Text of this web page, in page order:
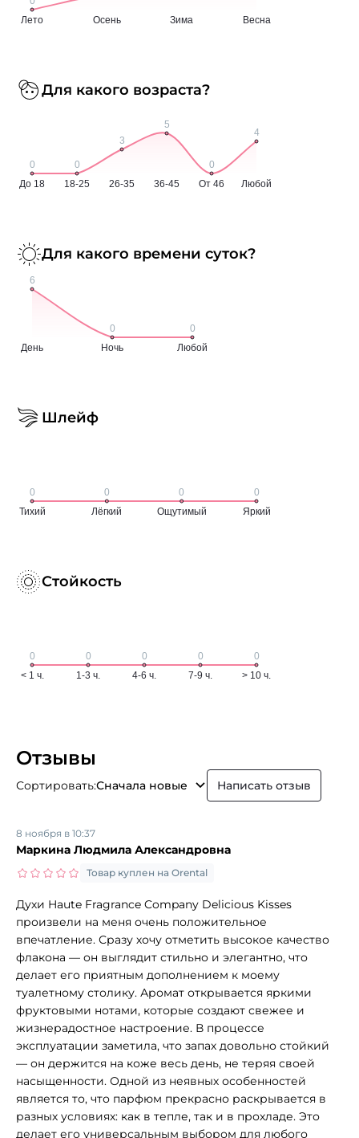
Для какого возраста?
Для какого времени суток?
Шлейф
Стойкость
Отзывы
Сортировать:Сначала новые Написать отзыв
Маркина Людмила Александровна
8 ноября в 10:37
Товар куплен на Orental
Духи Haute Fragrance Company Delicious Kisses
произвели на меня очень положительное
впечатление. Сразу хочу отметить высокое качество
флакона — он выглядит стильно и элегантно, что
делает его приятным дополнением к моему
туалетному столику. Аромат открывается яркими
фруктовыми нотами, которые создают свежее и
жизнерадостное настроение. В процессе
эксплуатации заметила, что запах довольно стойкий
— он держится на коже весь день, не теряя своей
насыщенности. Одной из неявных особенностей
является то, что парфюм прекрасно раскрывается в
разных условиях: как в тепле, так и в прохладе. Это
делает его универсальным выбором для любого